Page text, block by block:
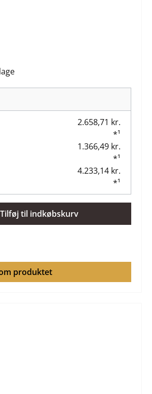
2.658,71 kr.
*¹
1.366,49 kr.
*¹
4.233,14 kr.
*¹
beløb, eller brug knapperne til at øge
Tilføj til indkøbskurv
produktet